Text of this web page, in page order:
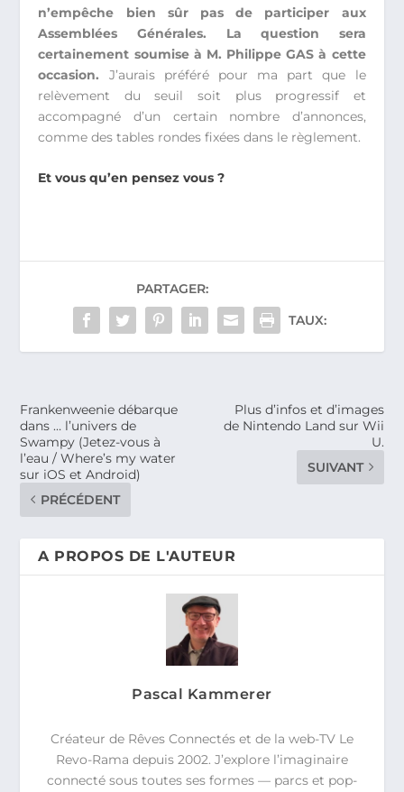
n’empêche bien sûr pas de participer aux
Assemblées Générales. La question sera
certainement soumise à M. Philippe GAS à cette
occasion. J’aurais préféré pour ma part que le
relèvement du seuil soit plus progressif et
accompagné d’un certain nombre d’annonces,
comme des tables rondes fixées dans le règlement.
Et vous qu’en pensez vous ?
PARTAGER:
TAUX:
Frankenweenie débarque
dans … l’univers de
Swampy (Jetez-vous à
l’eau / Where’s my water
sur iOS et Android)
PRÉCÉDENT
Plus d’infos et d’images
de Nintendo Land sur Wii
U.
SUIVANT
A PROPOS DE L'AUTEUR
Pascal Kammerer
Créateur de Rêves Connectés et de la web-TV Le
Revo-Rama depuis 2002. J’explore l’imaginaire
connecté sous toutes ses formes — parcs et pop-